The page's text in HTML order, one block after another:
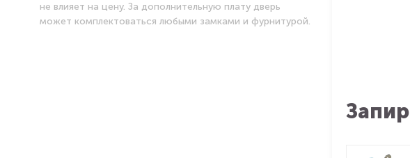
не влияет на цену. За дополнительную плату дверь
может комплектоваться любыми замками и фурнитурой.